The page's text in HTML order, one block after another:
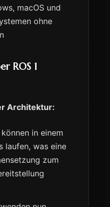
macOS und
ohne
ROS 1
Architektur:
in einem
laufen, was eine
zum